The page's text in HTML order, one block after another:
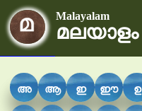
Malayalam
മലയാളം
അ ആ ഇ ഈ ഉ